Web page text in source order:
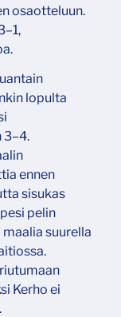
osaotteluun.
lopulta
3–4.
ennen
sisukas
pelin
suurella
Kerho ei